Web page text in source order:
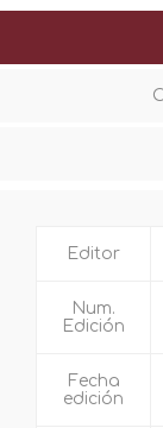
Editor
Num.
Edición
Fecha
edición